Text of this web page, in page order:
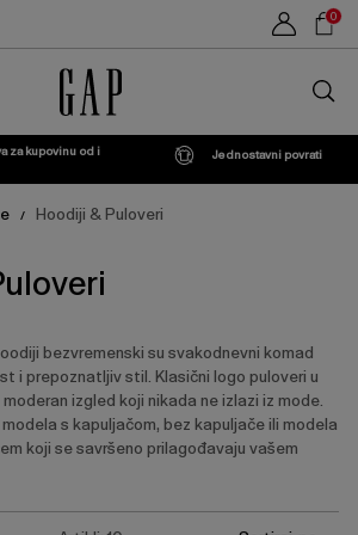
0
trgovini
za kupovinu od i
Jednostavni povrati
/ Hoodiji & Puloveri
bezvremenski su svakodnevni komad
i prepoznatljiv stil. Klasični logo puloveri u
izgled koji nikada ne izlazi iz mode.
s kapuljačom, bez kapuljače ili modela
koji se savršeno prilagođavaju vašem